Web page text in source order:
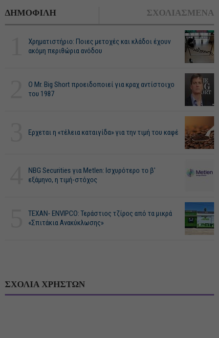
ΔΗΜΟΦΙΛΗ ΣΧΟΛΙΑΣΜΕΝΑ
Χρηματιστήριο: Ποιες μετοχές και κλάδοι έχουν
ακόμη περιθώρια ανόδου
O Mr. Big Short προειδοποιεί για κραχ αντίστοιχο
του 1987
Ερχεται η «τέλεια καταιγίδα» για την τιμή του καφέ
NBG Securities για Metlen: Ισχυρότερο το β'
εξάμηνο, η τιμή-στόχος
ΤΕΧΑΝ- ENVIPCO: Τεράστιος τζίρος από τα μικρά
«Σπιτάκια Ανακύκλωσης»
ΣΧΟΛΙΑ ΧΡΗΣΤΩΝ